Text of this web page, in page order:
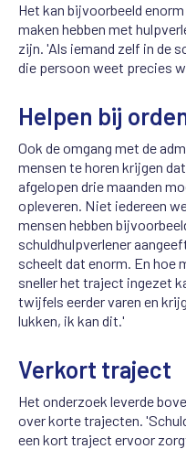
Het kan bijvoorbeeld
maken hebben met
zijn. 'Als iemand zelf in de
die persoon weet precies
Helpen bij
Ook de omgang met de
mensen te horen krijgen
afgelopen drie maanden
opleveren. Niet iedereen
mensen hebben
schuldhulpverlener
scheelt dat enorm. En hoe
sneller het traject ingezet
twijfels eerder varen en
lukken, ik kan dit.'
Verkort traject
Het onderzoek leverde
over korte trajecten.
een kort traject ervoor